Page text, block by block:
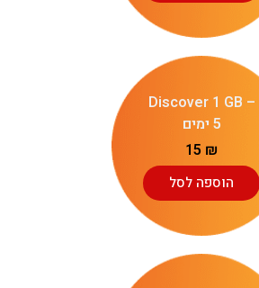
Discover 1 GB –
5 ימים
15 ₪
הוספה לסל